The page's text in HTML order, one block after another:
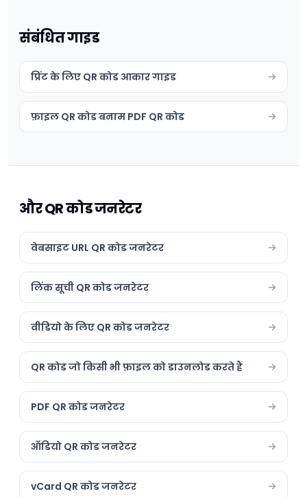
संबंधित गाइड
प्रिंट के लिए QR कोड आकार गाइड
फ़ाइल QR कोड बनाम PDF QR कोड
और QR कोड जनरेटर
वेबसाइट URL QR कोड जनरेटर
लिंक सूची QR कोड जनरेटर
वीडियो के लिए QR कोड जनरेटर
QR कोड जो किसी भी फ़ाइल को डाउनलोड करते हैं
PDF QR कोड जनरेटर
ऑडियो QR कोड जनरेटर
vCard QR कोड जनरेटर